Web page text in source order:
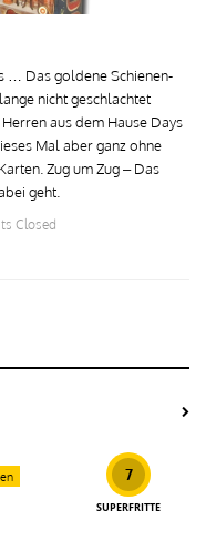
… Das goldene Schienen-
nicht geschlachtet
aus dem Hause Days
Mal aber ganz ohne
Zug um Zug – Das
geht.
Closed
7
SUPERFRITTE